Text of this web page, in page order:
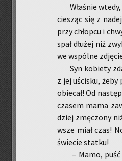
Wła­śnie
cie­sząc się z
przy chłop­cu i
spał dłu­żej niż
we wspól­ne
Syn ko­bie­ty
z jej uści­sku,
obie­cał! Od
cza­sem mama
dziej zmę­czo­ny
wsze miał czas!
świe­cie stat­ku!
– Mamo,